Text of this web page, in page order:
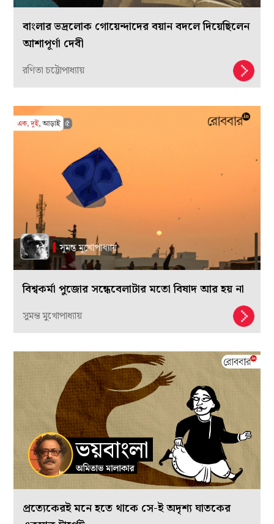
বাংলার ভদ্রলোক গোয়েন্দাদের বয়ান বদলে দিয়েছিলেন
আশাপূর্ণা দেবী
রণিতা চট্টোপাধ্যায়
বিশ্বকর্মা পুজোর সন্ধেবেলাটার মতো বিষাদ আর হয় না
সুমন্ত মুখোপাধ্যায়
প্রত্যেকেরই মনে হতে থাকে সে-ই অদৃশ্য ঘাতকের